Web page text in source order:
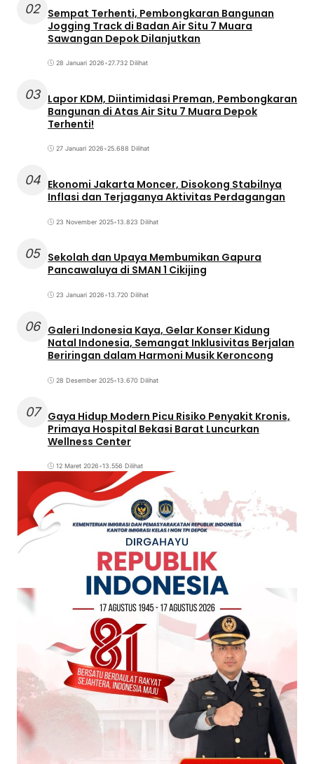
02 Sempat Terhenti, Pembongkaran Bangunan
Jogging Track di Badan Air Situ 7 Muara
Sawangan Depok Dilanjutkan
28 Januari 2026•27.732 Dilihat
03 Lapor KDM, Diintimidasi Preman, Pembongkaran
Bangunan di Atas Air Situ 7 Muara Depok
Terhenti!
27 Januari 2026•25.688 Dilihat
04 Ekonomi Jakarta Moncer, Disokong Stabilnya
Inflasi dan Terjaganya Aktivitas Perdagangan
23 November 2025•13.823 Dilihat
05 Sekolah dan Upaya Membumikan Gapura
Pancawaluya di SMAN 1 Cikijing
23 Januari 2026•13.720 Dilihat
06 Galeri Indonesia Kaya, Gelar Konser Kidung
Natal Indonesia, Semangat Inklusivitas Berjalan
Beriringan dalam Harmoni Musik Keroncong
28 Desember 2025•13.670 Dilihat
07
Gaya Hidup Modern Picu Risiko Penyakit Kronis,
Primaya Hospital Bekasi Barat Luncurkan
Wellness Center
12 Maret 2026•13.556 Dilihat